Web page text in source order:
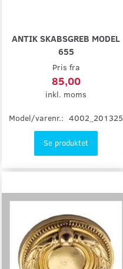
ANTIK SKABSGREB MODEL
655
Pris fra
85,00
inkl. moms
Model/varenr.: 4002_201325
Se produktet